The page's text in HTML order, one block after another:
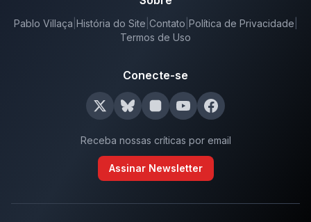
Pablo Villaça História do Site Contato Política de Privacidade
Termos de Uso
Conecte-se
Receba nossas críticas por email
Assinar Newsletter